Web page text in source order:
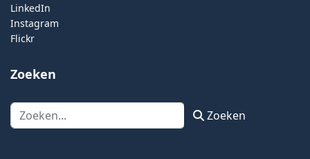
LinkedIn
Instagram
Flickr
Zoeken
Zoeken Zoeken